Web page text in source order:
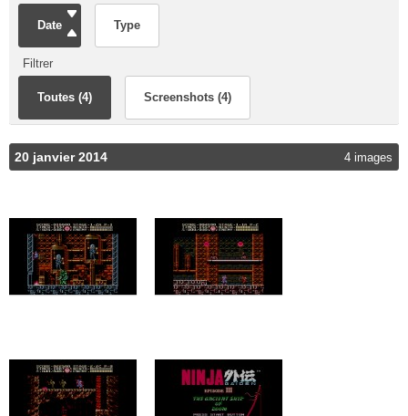
Date Type
Filtrer
Toutes (4) Screenshots (4)
20 janvier 2014 4 images